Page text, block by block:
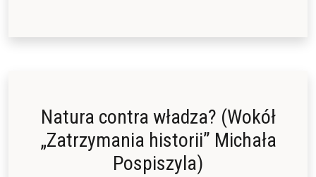
przyjaźni”?
Natura contra władza? (Wokół
„Zatrzymania historii” Michała
Pospiszyla)